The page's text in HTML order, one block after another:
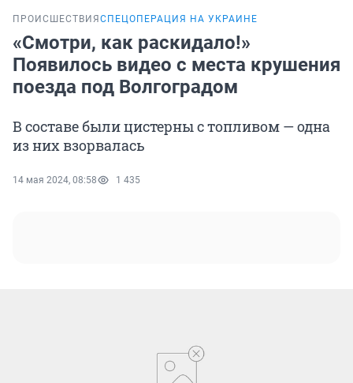
ПРОИСШЕСТВИЯ СПЕЦОПЕРАЦИЯ НА УКРАИНЕ
«Смотри, как раскидало!»
Появилось видео с места крушения
поезда под Волгоградом
В составе были цистерны с топливом — одна
из них взорвалась
14 мая 2024, 08:58 1 435